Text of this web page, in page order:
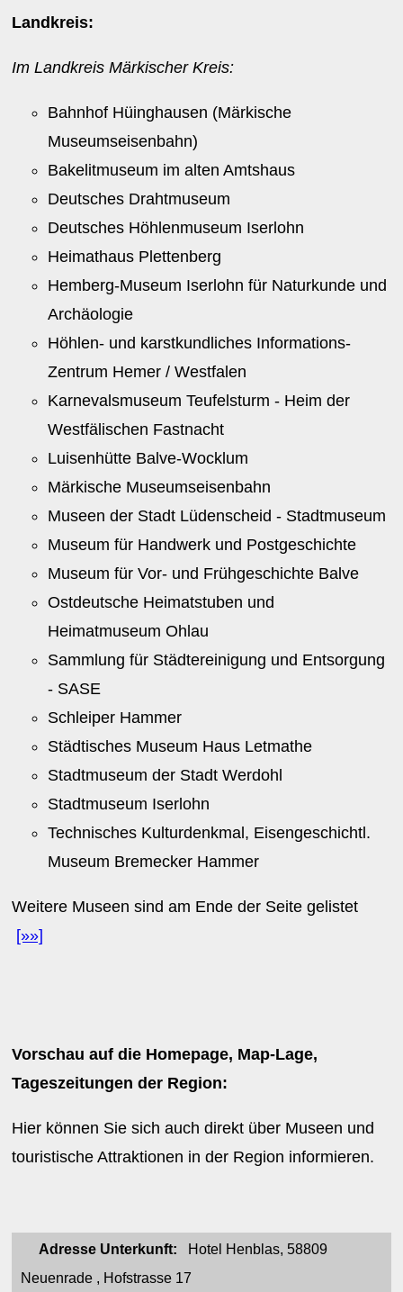
Landkreis:
Im Landkreis Märkischer Kreis:
Bahnhof Hüinghausen (Märkische
Museumseisenbahn)
Bakelitmuseum im alten Amtshaus
Deutsches Drahtmuseum
Deutsches Höhlenmuseum Iserlohn
Heimathaus Plettenberg
Hemberg-Museum Iserlohn für Naturkunde und
Archäologie
Höhlen- und karstkundliches Informations-
Zentrum Hemer / Westfalen
Karnevalsmuseum Teufelsturm - Heim der
Westfälischen Fastnacht
Luisenhütte Balve-Wocklum
Märkische Museumseisenbahn
Museen der Stadt Lüdenscheid - Stadtmuseum
Museum für Handwerk und Postgeschichte
Museum für Vor- und Frühgeschichte Balve
Ostdeutsche Heimatstuben und
Heimatmuseum Ohlau
Sammlung für Städtereinigung und Entsorgung
- SASE
Schleiper Hammer
Städtisches Museum Haus Letmathe
Stadtmuseum der Stadt Werdohl
Stadtmuseum Iserlohn
Technisches Kulturdenkmal, Eisengeschichtl.
Museum Bremecker Hammer
Weitere Museen sind am Ende der Seite gelistet
[»»]
Vorschau auf die Homepage, Map-Lage,
Tageszeitungen der Region:
Hier können Sie sich auch direkt über Museen und
touristische Attraktionen in der Region informieren.
Adresse Unterkunft: Hotel Henblas, 58809
Neuenrade , Hofstrasse 17